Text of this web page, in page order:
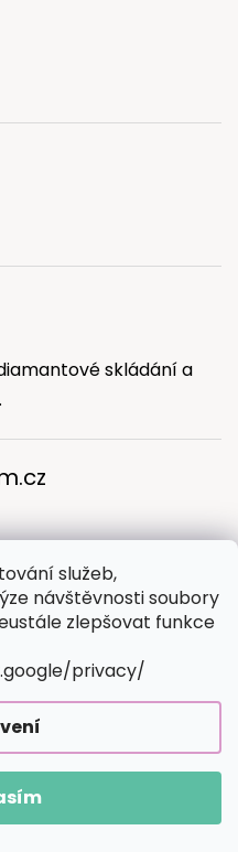
služeb,
návštěvnosti soubory
zlepšovat funkce
privacy/
skládání a
toto Vaše krásné
až u nás
Jako poděkování
další nákup. Ještě
si Vaší zpětné vazby!